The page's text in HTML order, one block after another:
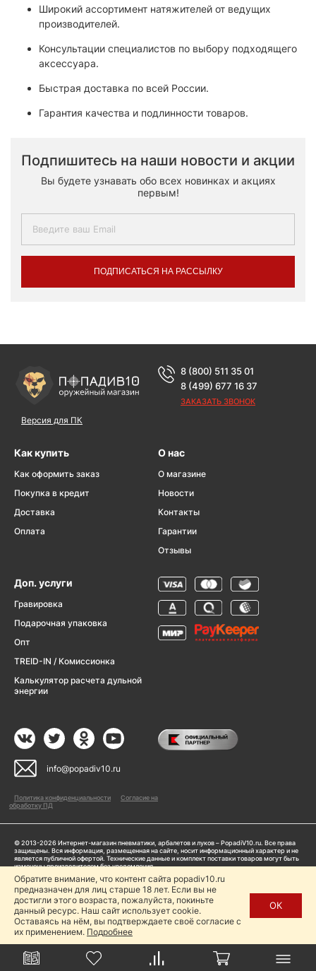
Широкий ассортимент натяжителей от ведущих
производителей.
Консультации специалистов по выбору подходящего
аксессуара.
Быстрая доставка по всей России.
Гарантия качества и подлинности товаров.
Подпишитесь на наши новости и акции
Вы будете узнавать обо всех новинках и акциях
первым!
ПОДПИСАТЬСЯ НА РАССЫЛКУ
Версия для ПК
8 (800) 511 35 01
8 (499) 677 16 37
ЗАКАЗАТЬ ЗВОНОК
Как купить
Как оформить заказ
Покупка в кредит
Доставка
Оплата
О нас
О магазине
Новости
Контакты
Гарантии
Отзывы
Доп. услуги
Гравировка
Подарочная упаковка
Опт
TREID-IN / Комиссионка
Калькулятор расчета дульной
энергии
info@popadiv10.ru
Политика конфиденциальности
Согласие на
обработку ПД
© 2013-2026 Интернет-магазин пневматики, арбалетов и луков – PopadiV10.ru. Все права
защищены. Вся информация, размещенная на сайте, носит информационный характер и не
является публичной офертой. Технические данные и комплект поставки товаров могут быть
изменены производителем без уведомления
Пользуясь сайтом Popadiv10.ru, пользователь автоматически соглашается с условиями,
прописанными в
Политике конфиденциальности
Копирование любой информации (тексты, фото, видео и др.) с сайта Popadiv10 запрещено,
за исключением наличия письменного согласия администрации сайта Popadiv10.
Обратите внимание, что контент сайта popadiv10.ru
предназначен для лиц старше 18 лет. Если вы не
достигли этого возраста, пожалуйста, покиньте
данный ресурс. Наш сайт использует cookie.
Оставаясь на нём, вы подтверждаете своё согласие с
их применением. Подробнее
ОК